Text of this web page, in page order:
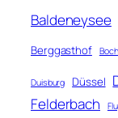
Baldeneysee
Berggasthof
Duisburg Düssel
Felderbach